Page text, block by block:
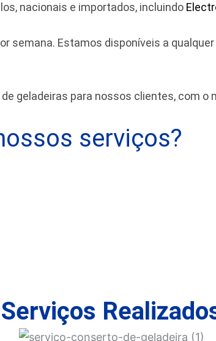
nacionais e importados, incluindo
semana. Estamos disponíveis a
geladeiras para nossos clientes, com o
serviços?
Serviços